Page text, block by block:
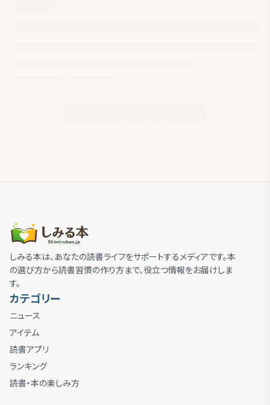
しみる本は、あなたの読書ライフをサポートするメディアです。本
の選び方から読書習慣の作り方まで、役立つ情報をお届けしま
す。
カテゴリー
ニュース
アイテム
読書アプリ
ランキング
読書・本の楽しみ方